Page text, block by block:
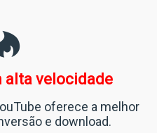
alta velocidade
oferece a melhor
e download.